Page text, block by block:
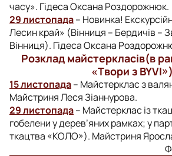
часу». Гідеса Оксана Роздорожнюк.
29 листопада– Новинка!
Лесин край» (Вінниця – Бердичів –
Вінниця). Гідеса Оксана
Розклад майстеркласів(в
«Твори з BYVI»)
15 листопада– Майстерклас з
Майстриня Леся Зіаннурова.
29 листопада– Майстерклас із
гобелени у дерев’яних рамках; у
ткацтва «КОЛО»). Майстриня